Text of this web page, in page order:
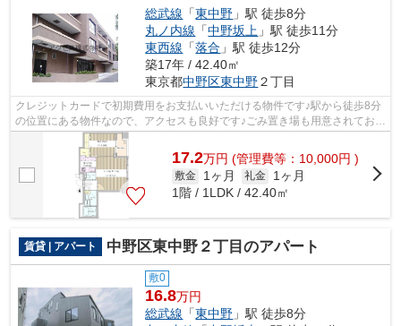
総武線 「東中野 」駅 徒歩8分
丸ノ内線 「中野坂上 」駅 徒歩11分
東西線 「落合 」駅 徒歩12分
築17年 / 42.40㎡
東京都中野区東中野２丁目
クレジットカードで初期費用をお支払いいただける物件です♪駅から徒歩8分
の位置にある物件なので、アクセスも良好です♪ごみ置き場も用意されてお
り、通勤前などにごみ捨て可能です♪当...
17.2万円 (管理費等：10,000円 )
敷金 1ヶ月 礼金
1ヶ月
1階 / 1LDK / 42.40㎡
賃貸 | アパート 中野区東中野２丁目のアパート
敷0
16.8万円
総武線 「東中野 」駅 徒歩8分